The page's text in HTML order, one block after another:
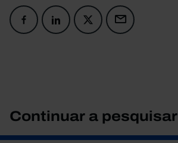
Continuar a pesquisar